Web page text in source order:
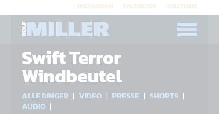
INSTAGRAM FACEBOOK YOUTUBE
Swift Terror
Windbeutel
ALLE DINGER | VIDEO | PRESSE | SHORTS |
AUDIO |